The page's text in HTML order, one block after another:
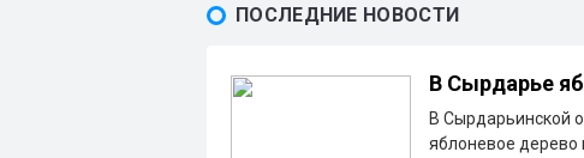
ПОСЛЕДНИЕ НОВОСТИ
В Сырдарье
В Сырдарьинской
яблоневое дерево